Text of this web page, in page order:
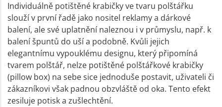
Individuálně potištěné krabičky ve tvaru polštářku
slouží v první řadě jako nositel reklamy a dárkové
balení, ale své uplatnění naleznou i v průmyslu, např. k
balení špuntů do uší a podobně. Kvůli jejich
elegantnímu vypouklému designu, který připomíná
tvarem polštář, nelze potištěné polštářkové krabičky
(pillow box) na sebe sice jednoduše postavit, uživateli či
zákazníkovi však padnou obzvláště od oka. Tento efekt
zesiluje potisk a zušlechtění.